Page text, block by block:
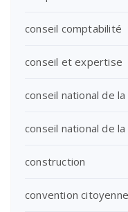
conseil comptabilité
conseil et expertise
conseil national de
conseil national de
construction
convention citoyenne